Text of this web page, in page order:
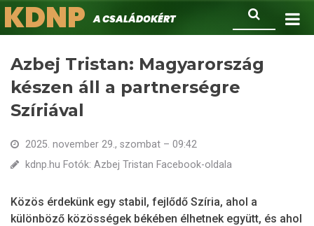
Ugrás
a
Keresés
KDNPA családokért.
Azbej Tristan: Magyarország
készen áll a partnerségre
Szíriával
2025. november 29., szombat – 09:42
kdnp.hu Fotók: Azbej Tristan Facebook-oldala
Közös érdekünk egy stabil, fejlődő Szíria, ahol a
különböző közösségek békében élhetnek együtt, és ahol